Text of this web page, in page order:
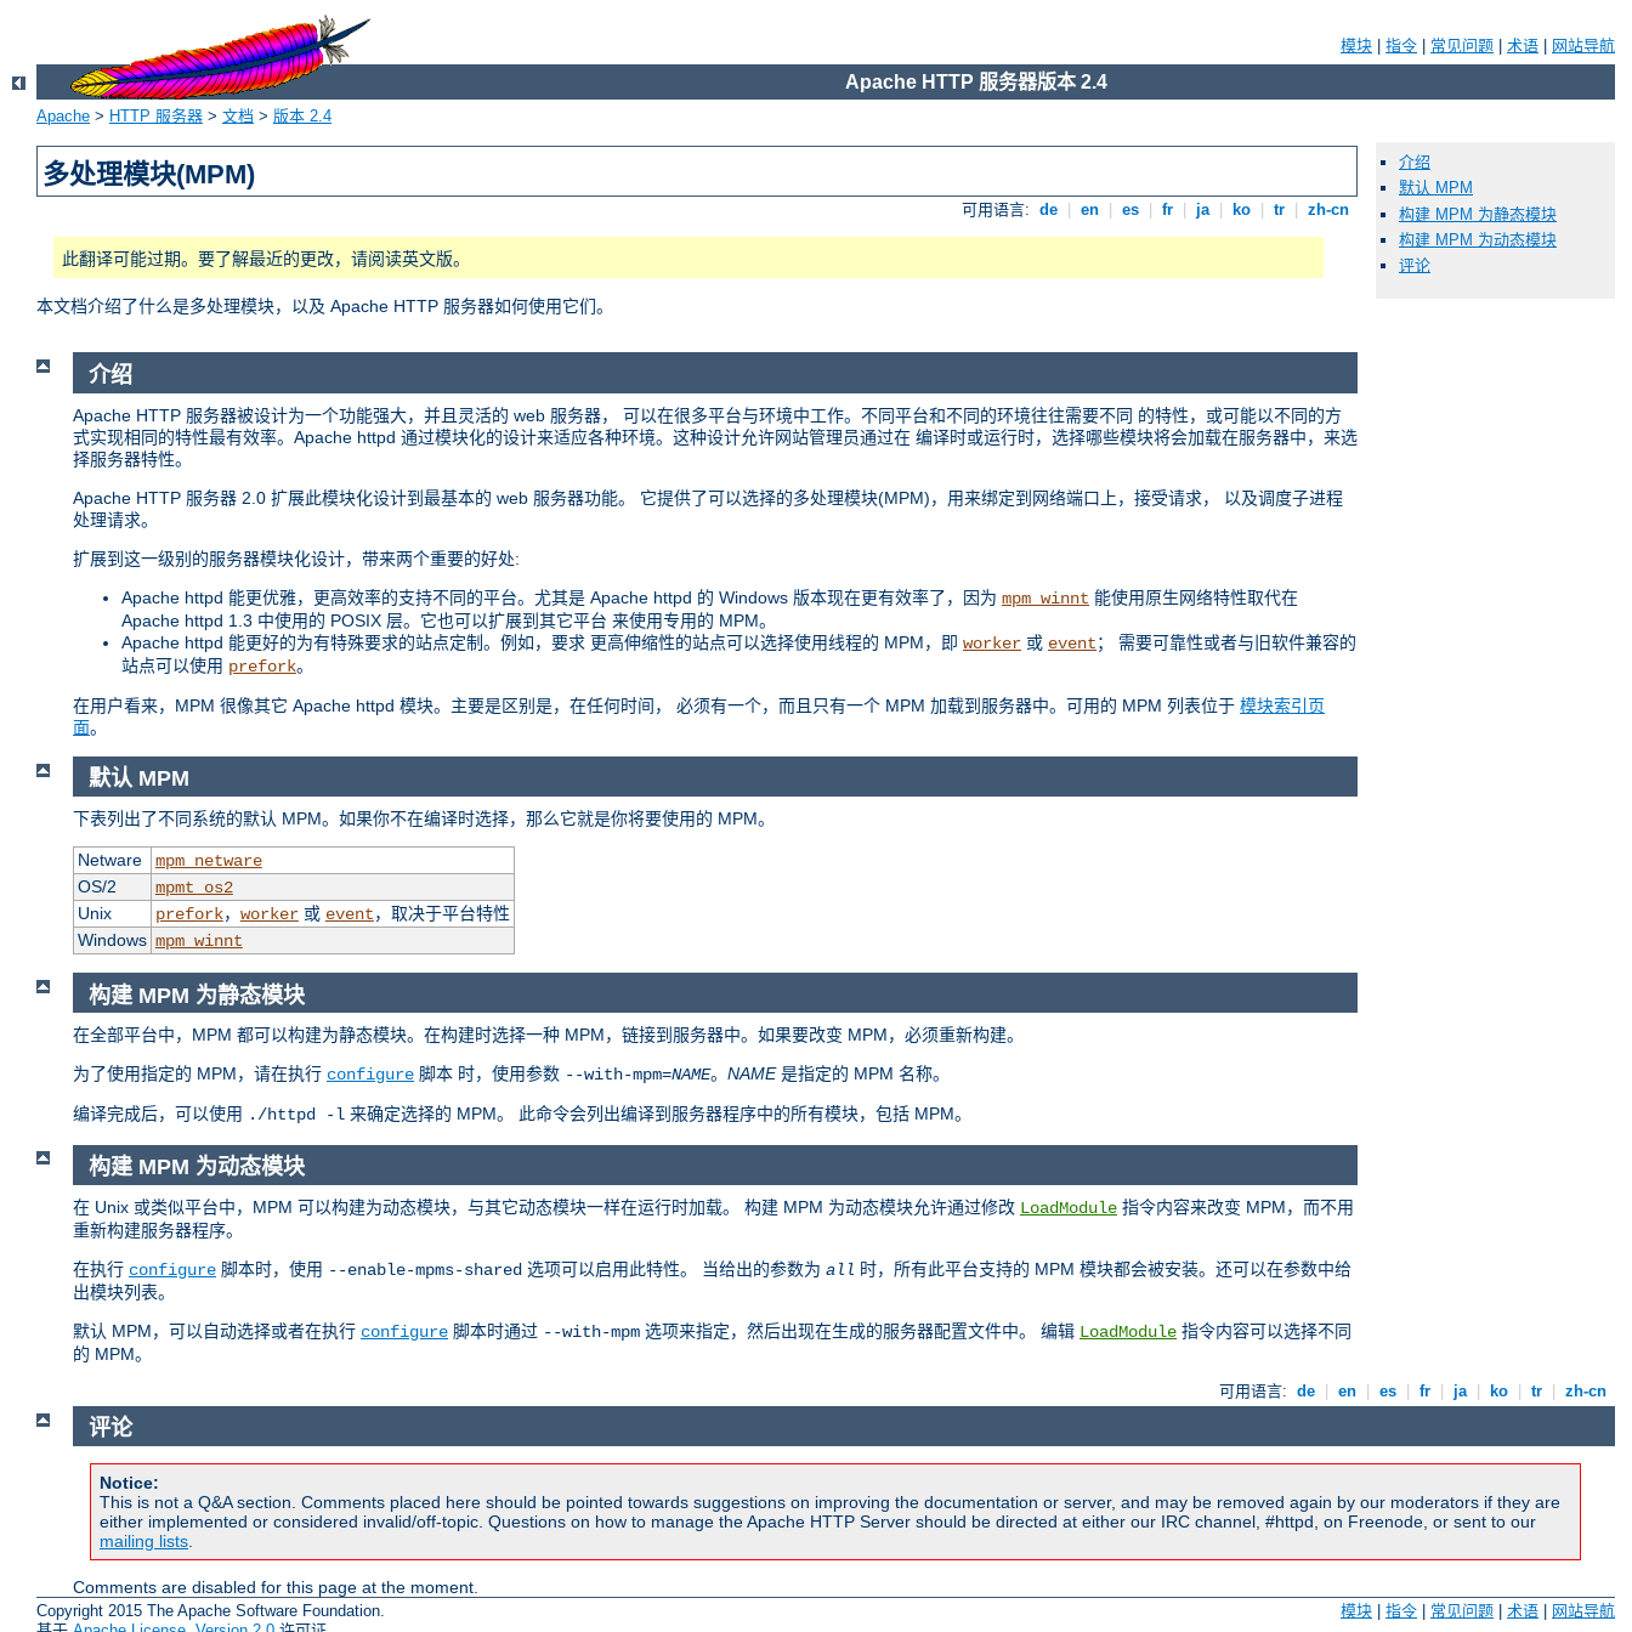
模块 指令 常见问题 术语 网站导航
Apache HTTP 服务器版本 2.4
Apache > HTTP 服务器 > 文档 > 版本 2.4
多处理模块(MPM)
可用语言: de en es fr ja ko tr zh-cn
此翻译可能过期。要了解最近的更改，请阅读英文版。
本文档介绍了什么是多处理模块，以及 Apache HTTP 服务器如何使用它们。
介绍
默认 MPM
构建 MPM 为静态模块
构建 MPM 为动态模块
评论
介绍
Apache HTTP 服务器被设计为一个功能强大，并且灵活的 web 服务器， 可以在很多平台与环境中工作。不同平台和不同的环境往往需要不同 的特性，或可能以不同的方
式实现相同的特性最有效率。Apache httpd 通过模块化的设计来适应各种环境。这种设计允许网站管理员通过在 编译时或运行时，选择哪些模块将会加载在服务器中，来选
择服务器特性。
Apache HTTP 服务器 2.0 扩展此模块化设计到最基本的 web 服务器功能。 它提供了可以选择的多处理模块(MPM)，用来绑定到网络端口上，接受请求， 以及调度子进程
处理请求。
扩展到这一级别的服务器模块化设计，带来两个重要的好处:
Apache httpd 能更优雅，更高效率的支持不同的平台。尤其是 Apache httpd 的 Windows 版本现在更有效率了，因为 mpm_winnt 能使用原生网络特性取代在
Apache httpd 1.3 中使用的 POSIX 层。它也可以扩展到其它平台 来使用专用的 MPM。
Apache httpd 能更好的为有特殊要求的站点定制。例如，要求 更高伸缩性的站点可以选择使用线程的 MPM，即 worker 或 event； 需要可靠性或者与旧软件兼容的
站点可以使用 prefork。
在用户看来，MPM 很像其它 Apache httpd 模块。主要是区别是，在任何时间， 必须有一个，而且只有一个 MPM 加载到服务器中。可用的 MPM 列表位于 模块索引页
面。
默认 MPM
下表列出了不同系统的默认 MPM。如果你不在编译时选择，那么它就是你将要使用的 MPM。
Netware
mpm_netware
OS/2
mpmt_os2
Unix
prefork， worker或 event，取决于平台特性
Windows mpm_winnt
构建 MPM 为静态模块
在全部平台中，MPM 都可以构建为静态模块。在构建时选择一种 MPM，链接到服务器中。如果要改变 MPM，必须重新构建。
为了使用指定的 MPM，请在执行 configure 脚本 时，使用参数 --with-mpm=NAME。 NAME是指定的 MPM 名称。
编译完成后，可以使用 ./httpd -l 来确定选择的 MPM。 此命令会列出编译到服务器程序中的所有模块，包括 MPM。
构建 MPM 为动态模块
在 Unix 或类似平台中，MPM 可以构建为动态模块，与其它动态模块一样在运行时加载。 构建 MPM 为动态模块允许通过修改 LoadModule 指令内容来改变 MPM，而不用
重新构建服务器程序。
在执行 configure 脚本时，使用 --enable-mpms-shared 选项可以启用此特性。 当给出的参数为 all 时，所有此平台支持的 MPM 模块都会被安装。还可以在参数中给
出模块列表。
默认 MPM，可以自动选择或者在执行 configure 脚本时通过 --with-mpm 选项来指定，然后出现在生成的服务器配置文件中。 编辑 LoadModule 指令内容可以选择不同
的 MPM。
可用语言: de en es fr ja ko tr zh-cn
评论
Notice:
This is not a Q&A section. Comments placed here should be pointed towards suggestions on improving the documentation or server, and may be removed again by our moderators if they are
either implemented or considered invalid/off-topic. Questions on how to manage the Apache HTTP Server should be directed at either our IRC channel, #httpd, on Freenode, or sent to our
mailing lists
Comments are disabled for this page at the moment.
Copyright 2015 The Apache Software Foundation.
模块 | 指令 | 常见问题 | 术语 | 网站导航